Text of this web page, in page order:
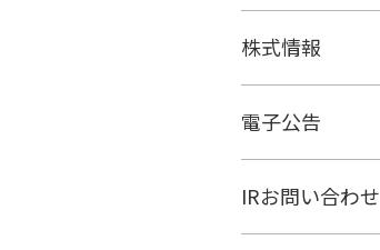
株式情報
電子公告
IRお問い合わせ